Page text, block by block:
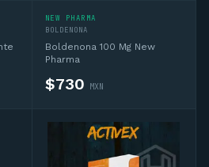
NEW PHARMA
BOLDENONA
Boldenona 100 Mg New
Pharma
$730 MXN